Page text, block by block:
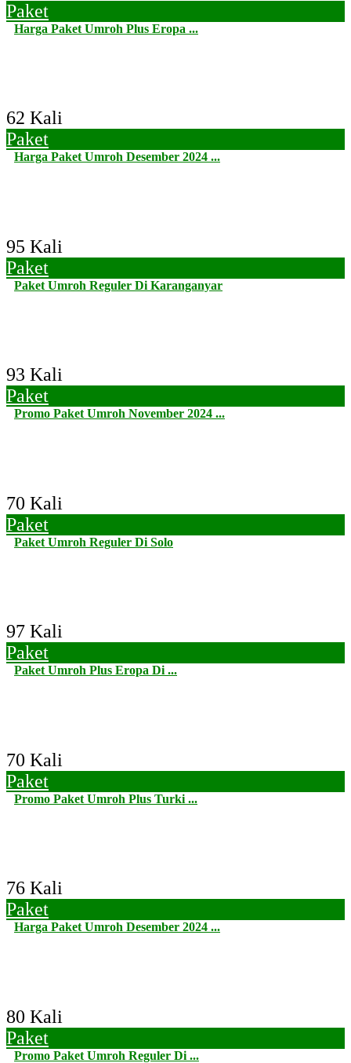
Paket
Harga Paket Umroh Plus Eropa ...
62 Kali
Paket
Harga Paket Umroh Desember 2024 ...
95 Kali
Paket
Paket Umroh Reguler Di Karanganyar
93 Kali
Paket
Promo Paket Umroh November 2024 ...
70 Kali
Paket
Paket Umroh Reguler Di Solo
97 Kali
Paket
Paket Umroh Plus Eropa Di ...
70 Kali
Paket
Promo Paket Umroh Plus Turki ...
76 Kali
Paket
Harga Paket Umroh Desember 2024 ...
80 Kali
Paket
Promo Paket Umroh Reguler Di ...